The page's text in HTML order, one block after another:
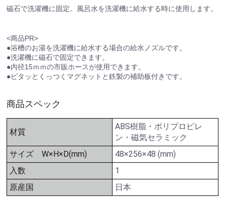
磁石で洗濯機に固定。風呂水を洗濯機に給水する時に使用します。
<商品PR>
●浴槽のお湯を洗濯機に給水する場合の給水ノズルです。
●洗濯機に磁石で固定できます。
●内径15ｍｍの市販ホースが使用できます。
●ピタッとくっつくマグネットと鉄製の補助板付きです。
商品スペック
材質
ABS樹脂・ポリプロピレ
ン・磁気セラミック
サイズ W×H×D(mm)
48×256×48 (mm)
入数
1
原産国
日本